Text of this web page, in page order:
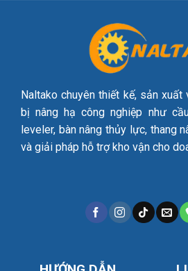
Naltako chuyên thiết kế, sản
bị nâng hạ công nghiệp như
leveler, bàn nâng thủy lực, thang
và giải pháp hỗ trợ kho vận cho